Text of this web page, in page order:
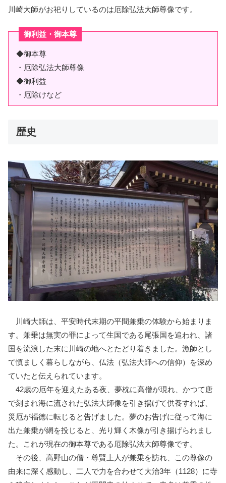
川崎大師がお祀りしているのは厄除弘法大師尊像です。
御利益・御本尊
◆御本尊
・厄除弘法大師尊像
◆御利益
・厄除けなど
歴史
川崎大師は、平安時代末期の平間兼乗の体験から始まりま
す。兼乗は無実の罪によって生国である尾張国を追われ、諸
国を流浪した末に川崎の地へとたどり着きました。漁師とし
て慎ましく暮らしながら、仏法（弘法大師への信仰）を深め
ていたと伝えられています。
42歳の厄年を迎えたある夜、夢枕に高僧が現れ、かつて唐
で刻まれ海に流された弘法大師像を引き揚げて供養すれば、
災厄が福徳に転じると告げました。夢のお告げに従って海に
出た兼乗が網を投じると、光り輝く木像が引き揚げられまし
た。これが現在の御本尊である厄除弘法大師尊像です。
その後、高野山の僧・尊賢上人が兼乗を訪れ、この尊像の
由来に深く感動し、二人で力を合わせて大治3年（1128）に寺